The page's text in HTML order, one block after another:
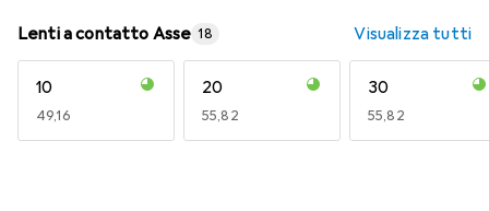
Lenti a contatto Asse 18 Visualizza tutti
10
EUR
49,16
20
EUR
55,82
30
EUR
55,82